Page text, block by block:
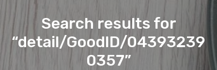
Search results for
“detail/GoodID/04393239
0357”